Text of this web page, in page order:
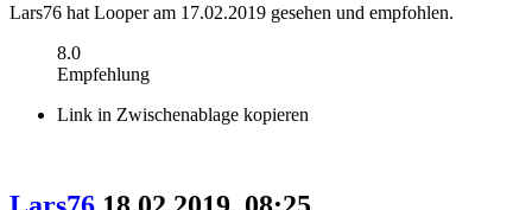
Lars76 hat Looper am 17.02.2019 gesehen und empfohlen.
8.0
Empfehlung
Link in Zwischenablage kopieren